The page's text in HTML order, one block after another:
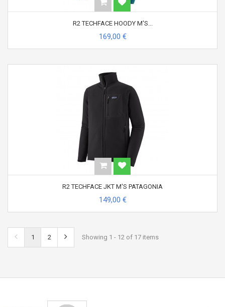
R2 TECHFACE HOODY M'S...
169,00 €
R2 TECHFACE JKT M'S PATAGONIA
149,00 €
1 2 Showing 1 - 12 of 17 items